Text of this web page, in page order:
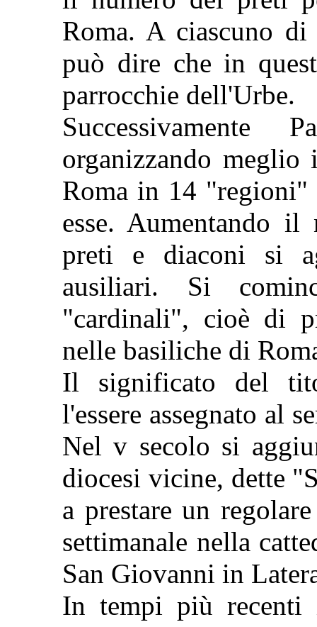
Roma. A ciascuno
può dire che in
parrocchie dell'Urbe.
Successivamente
organizzando
Roma in 14 "regioni"
esse. Aumentando
preti e diaconi si
ausiliari. Si
"cardinali", cioè di
nelle basiliche di
Il significato del
l'essere assegnato al
Nel v secolo si
diocesi vicine, dette
a prestare un
settimanale nella
San Giovanni in
In tempi più